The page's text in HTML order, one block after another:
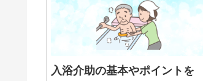
入浴介助の基本やポイントを